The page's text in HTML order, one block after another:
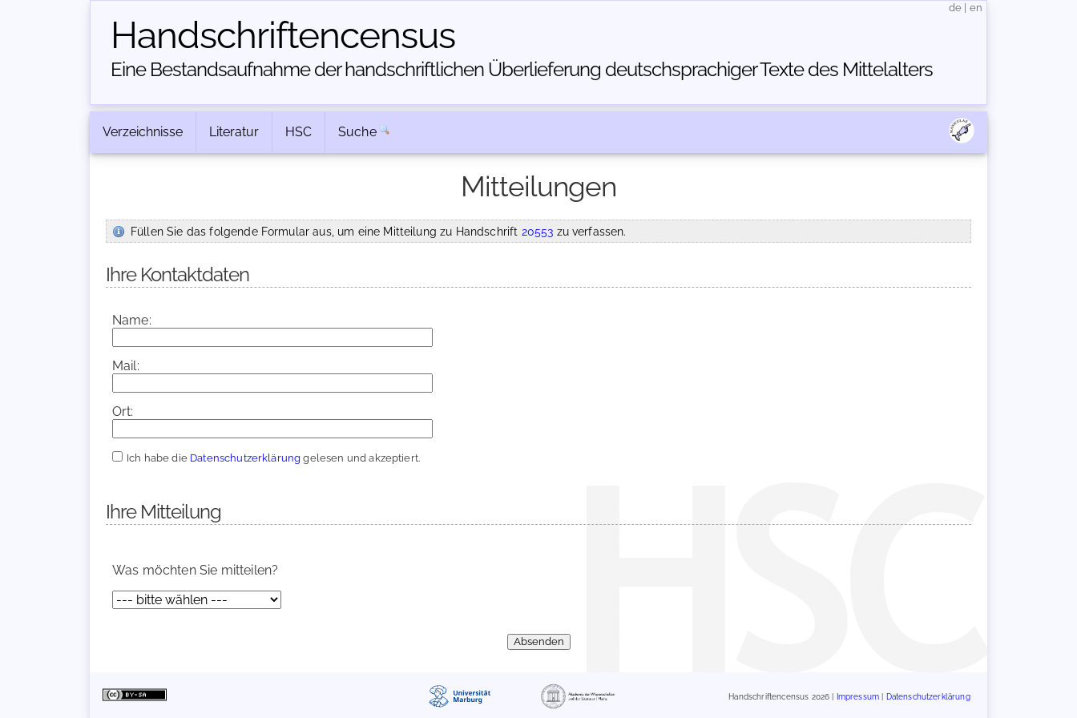
Handschriften­census
Eine Bestandsaufnahme der handschriftlichen Über­lieferung deutschsprachiger Texte des Mittelalters
de en
Verzeichnisse Literatur HSC Suche
Mitteilungen
Füllen Sie das folgende Formular aus, um eine Mitteilung zu Handschrift 20553 zu verfassen.
Ihre Kontaktdaten
Name:
Mail:
Ort:
Ich habe die Datenschutzerklärung gelesen und akzeptiert.
Ihre Mitteilung
Was möchten Sie mitteilen?
Handschriftencensus 2026 | Impressum Datenschutzerklärung